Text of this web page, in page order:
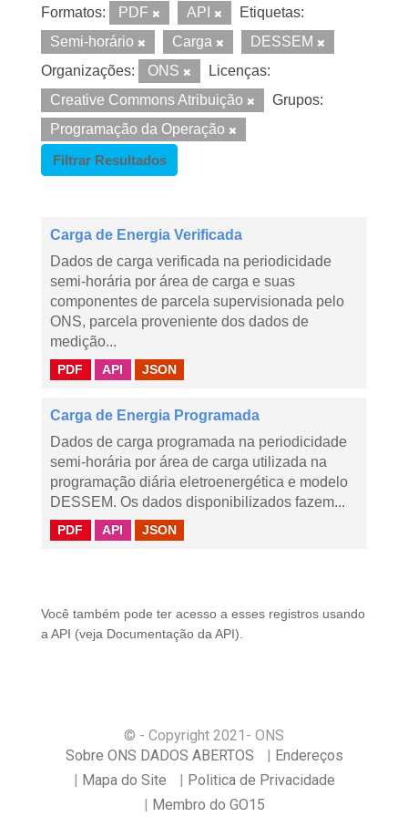
Formatos: PDF API
Etiquetas:
Semi-horário
Carga
DESSEM
Organizações:
ONS
Licenças:
Creative Commons Atribuição
Grupos:
Programação da Operação
Filtrar Resultados
Carga de Energia Verificada
Dados de carga verificada na periodicidade
semi-horária por área de carga e suas
componentes de parcela supervisionada pelo
ONS, parcela proveniente dos dados de
medição...
PDF API JSON
Carga de Energia Programada
Dados de carga programada na periodicidade
semi-horária por área de carga utilizada na
programação diária eletroenergética e modelo
DESSEM. Os dados disponibilizados fazem...
PDF API JSON
Você também pode ter acesso a esses registros usando
a API (veja Documentação da API ).
© - Copyright 2021 - ONS
Sobre ONS DADOS ABERTOS
Endereços
Mapa do Site
Politica de Privacidade
Membro do GO15